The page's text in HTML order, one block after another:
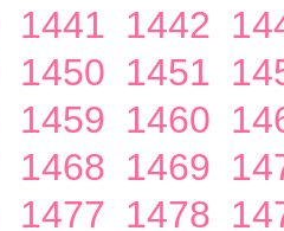
1441 1442
1450 1451
1459 1460
1468 1469
1477 1478